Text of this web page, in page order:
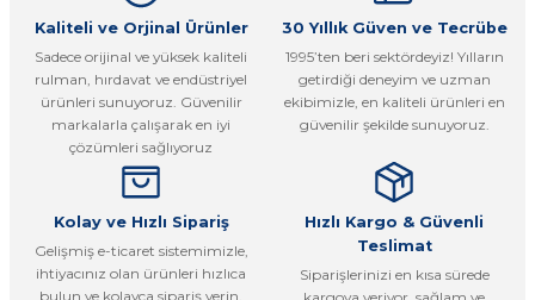
Ürün resmi kalitesiz, bozuk veya görüntülenemiyor.
Ürün açıklamasında eksik bilgiler bulunuyor.
Ürün bilgilerinde hatalar bulunuyor.
Ürün fiyatı diğer sitelerden daha pahalı.
Bu ürüne benzer farklı alternatifler olmalı.
Kaliteli ve Orjinal Ürünler
Sadece orijinal ve yüksek kaliteli
rulman, hırdavat ve endüstriyel
ürünleri sunuyoruz. Güvenilir
markalarla çalışarak en iyi
çözümleri sağlıyoruz
30 Yıllık Güven ve Tecrübe
1995’ten beri sektördeyiz! Yılların
getirdiği deneyim ve uzman
ekibimizle, en kaliteli ürünleri en
güvenilir şekilde sunuyoruz.
Kolay ve Hızlı Sipariş
Gelişmiş e-ticaret sistemimizle,
ihtiyacınız olan ürünleri hızlıca
bulun ve kolayca sipariş verin.
Hızlı Kargo & Güvenli
Teslimat
Siparişlerinizi en kısa sürede